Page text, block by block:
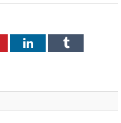
LinkedInTumblr